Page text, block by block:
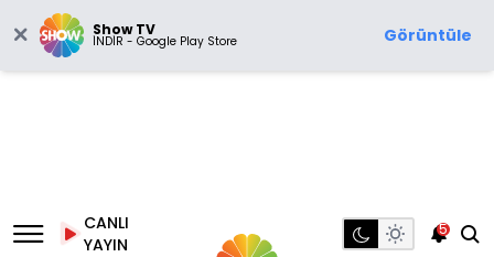
Show TV
İNDİR - Google Play Store Görüntüle
CANLI
YAYIN
5